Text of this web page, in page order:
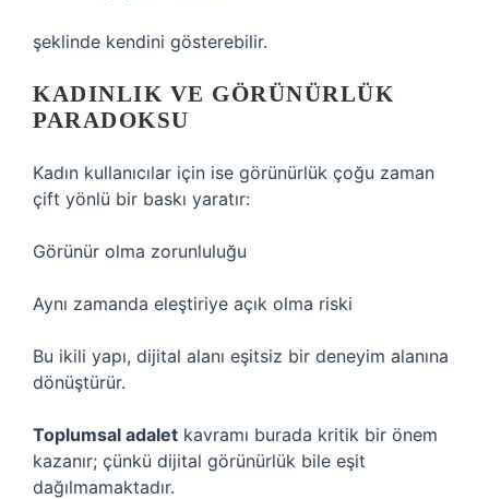
şeklinde kendini gösterebilir.
KADINLIK VE GÖRÜNÜRLÜK
PARADOKSU
Kadın kullanıcılar için ise görünürlük çoğu zaman
çift yönlü bir baskı yaratır:
Görünür olma zorunluluğu
Aynı zamanda eleştiriye açık olma riski
Bu ikili yapı, dijital alanı eşitsiz bir deneyim alanına
dönüştürür.
Toplumsal adalet kavramı burada kritik bir önem
kazanır; çünkü dijital görünürlük bile eşit
dağılmamaktadır.